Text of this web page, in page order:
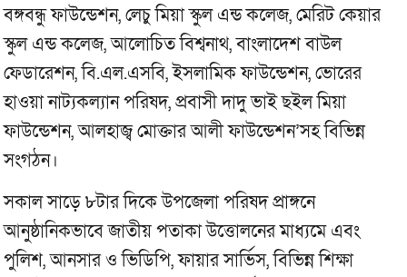
বঙ্গবন্ধু ফাউন্ডেশন, লেচু মিয়া স্কুল এন্ড কলেজ, মেরিট কেয়ার
স্কুল এন্ড কলেজ, আলোচিত বিশ্বনাথ, বাংলাদেশ বাউল
ফেডারেশন, বি.এল.এসবি, ইসলামিক ফাউন্ডেশন, ভোরের
হাওয়া নাট্যকল্যান পরিষদ, প্রবাসী দাদু ভাই ছইল মিয়া
ফাউন্ডেশন, আলহাজ্ব মোক্তার আলী ফাউন্ডেশন’সহ বিভিন্ন
সংগঠন।
সকাল সাড়ে ৮টার দিকে উপজেলা পরিষদ প্রাঙ্গনে
আনুষ্ঠানিকভাবে জাতীয় পতাকা উত্তোলনের মাধ্যমে এবং
পুলিশ, আনসার ও ভিডিপি, ফায়ার সার্ভিস, বিভিন্ন শিক্ষা